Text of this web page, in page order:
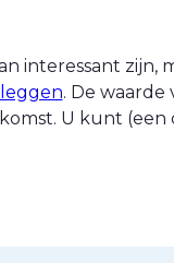
zijn,
. De
U kunt (een